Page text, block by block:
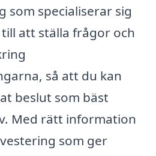
som specialiserar sig
att ställa frågor och
så att du kan
beslut som bäst
Med rätt information
som ger